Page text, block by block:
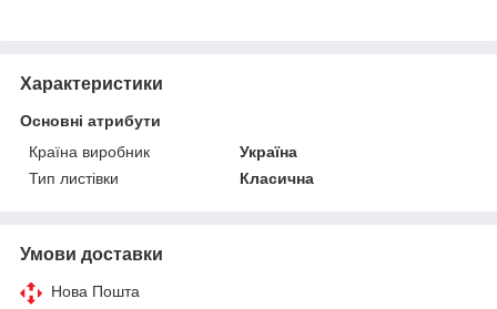
Характеристики
Основні атрибути
Країна виробник
Україна
Тип листівки
Класична
Умови доставки
Нова Пошта